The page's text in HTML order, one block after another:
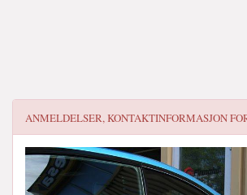
ANMELDELSER, KONTAKTINFORMASJON